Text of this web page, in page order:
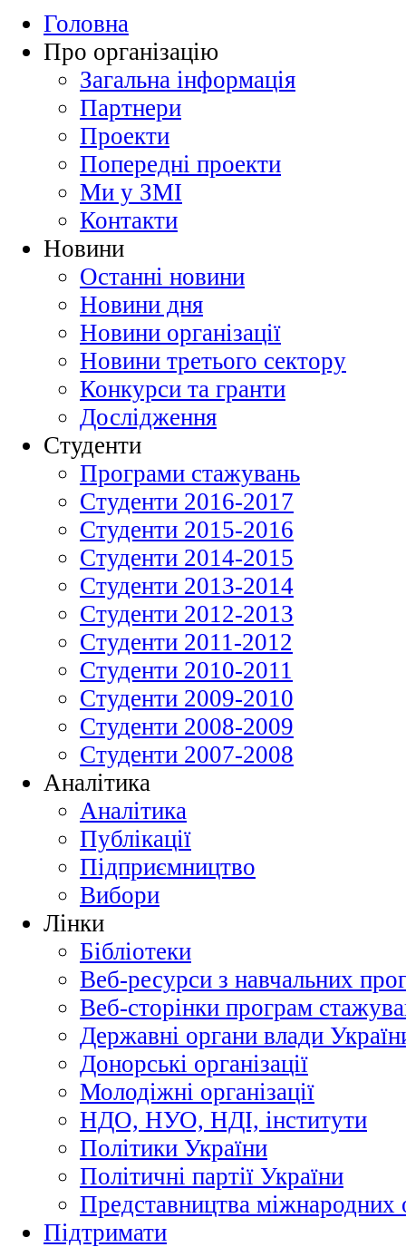
Головна
Про організацію
Загальна інформація
Партнери
Проекти
Попередні проекти
Ми у ЗМІ
Контакти
Новини
Останні новини
Новини дня
Новини організації
Новини третього сектору
Конкурси та гранти
Дослідження
Студенти
Програми стажувань
Студенти 2016-2017
Студенти 2015-2016
Студенти 2014-2015
Студенти 2013-2014
Студенти 2012-2013
Студенти 2011-2012
Студенти 2010-2011
Студенти 2009-2010
Студенти 2008-2009
Студенти 2007-2008
Аналітика
Аналітика
Публікації
Підприємництво
Вибори
Лінки
Бібліотеки
Веб-ресурси з навчальних
Веб-сторінки програм
Державні органи влади
Донорські організації
Молодіжні організації
НДО, НУО, НДІ, інститути
Політики України
Політичні партії України
Представництва міжнародних
Підтримати